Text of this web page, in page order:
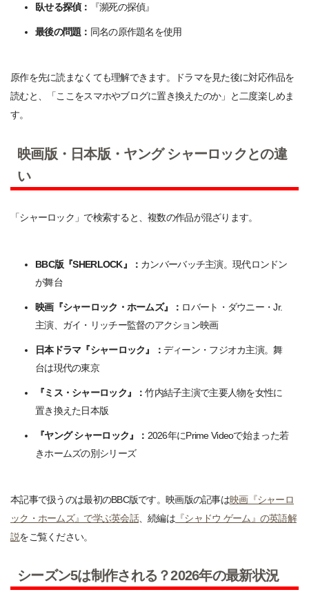
臥せる探偵： 『瀕死の探偵』
最後の問題： 同名の原作題名を使用
原作を先に読まなくても理解できます。ドラマを見た後に対応作品を
読むと、「ここをスマホやブログに置き換えたのか」と二度楽しめま
す。
映画版・日本版・ヤング シャーロックとの違
い
「シャーロック」で検索すると、複数の作品が混ざります。
BBC版『SHERLOCK』： カンバーバッチ主演。現代ロンドン
が舞台
映画『シャーロック・ホームズ』： ロバート・ダウニー・Jr.
主演、ガイ・リッチー監督のアクション映画
日本ドラマ『シャーロック』： ディーン・フジオカ主演。舞
台は現代の東京
『ミス・シャーロック』：竹内結子主演で主要人物を女性に
置き換えた日本版
『ヤング シャーロック』： 2026年にPrime Videoで始まった若
きホームズの別シリーズ
本記事で扱うのは最初のBBC版です。映画版の記事は映画『シャーロ
ック・ホームズ』で学ぶ英会話、続編は 『シャドウ ゲーム』の英語解
説をご覧ください。
シーズン5は制作される？2026年の最新状況